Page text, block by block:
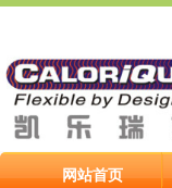
网站首页
网站首页